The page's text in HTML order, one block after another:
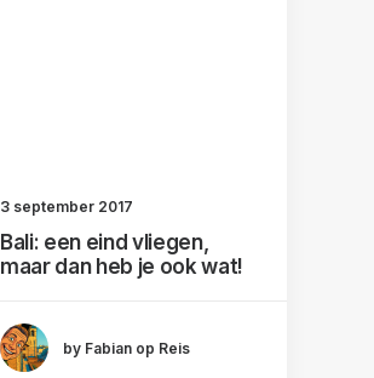
3 september 2017
Bali: een eind vliegen,
maar dan heb je ook wat!
by Fabian op Reis